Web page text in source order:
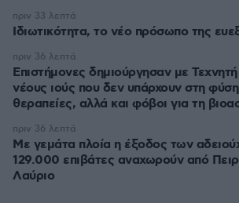
Ιδιωτικότητα, το νέο πρόσωπο της
πριν 33 λεπτά
Επιστήμονες δημιούργησαν με
νέους ιούς που δεν υπάρχουν στη
θεραπείες, αλλά και φόβοι για τη
πριν 36 λεπτά
Με γεμάτα πλοία η έξοδος των
129.000 επιβάτες αναχωρούν από
Λαύριο
πριν 36 λεπτά